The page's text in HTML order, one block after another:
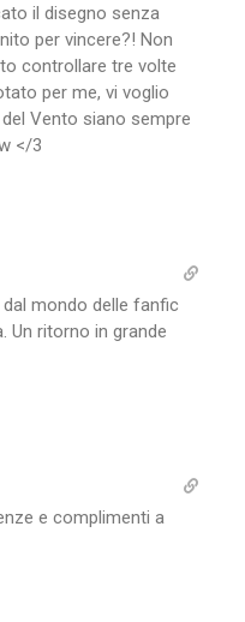
il disegno senza
per vincere?! Non
controllare tre volte
per me, vi voglio
Vento siano sempre
</3
mondo delle fanfic
Un ritorno in grande
e complimenti a